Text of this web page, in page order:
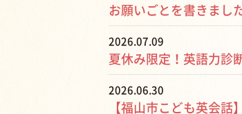
お願いごとを書きまし
2026.07.09
夏休み限定！英語力診
2026.06.30
【福山市こども英会話